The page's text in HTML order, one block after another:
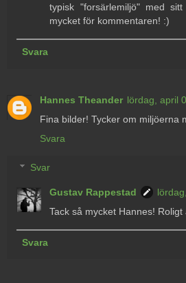
typisk "forsärlemiljö" med
mycket för kommentaren! :)
Svara
Hannes Theander lördag, april
Fina bilder! Tycker om miljöerna
Svara
Svar
Gustav Rappestad
Tack så mycket Hannes!
Svara